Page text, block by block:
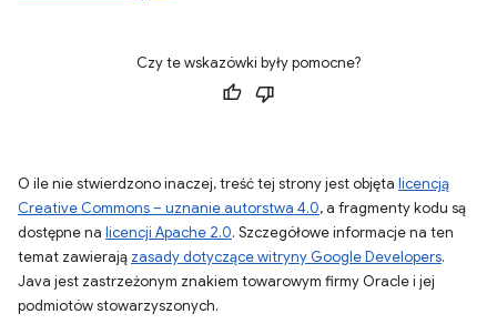
Czy te wskazówki były pomocne?
O ile nie stwierdzono inaczej, treść tej strony jest objęta licencją
Creative Commons – uznanie autorstwa 4.0, a fragmenty kodu są
dostępne na licencji Apache 2.0. Szczegółowe informacje na ten
temat zawierają zasady dotyczące witryny Google Developers.
Java jest zastrzeżonym znakiem towarowym firmy Oracle i jej
podmiotów stowarzyszonych.